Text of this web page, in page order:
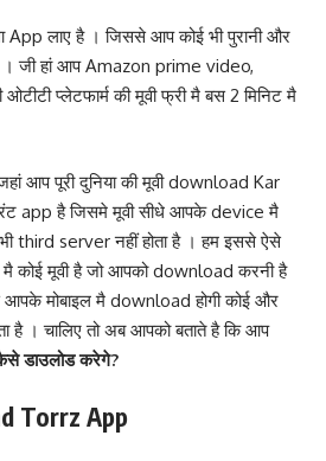
लाए है । जिससे आप कोई भी पुरानी और
जी हां आप Amazon prime video,
प्लेटफार्म की मूवी फ्री मै बस 2 मिनिट मै
आप पूरी दुनिया की मूवी download Kar
app है जिसमे मूवी सीधे आपके device मै
third server नहीं होता है । हम इससे ऐसे
कोई मूवी है जो आपको download करनी है
आपके मोबाइल मै download होगी कोई और
है । चालिए तो अब आपको बताते है कि आप
डाउलोड करेगे?
Torrz App